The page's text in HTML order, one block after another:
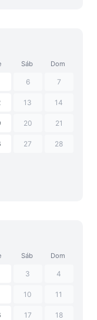
Sáb Dom
6 7
13 14
20 21
27 28
Sáb Dom
3 4
10 11
17 18